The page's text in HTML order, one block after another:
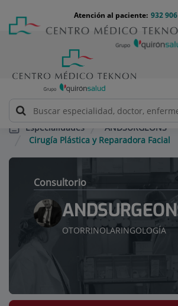
contenido
Menú
teléfono
cabecera
932
Atención al paciente:
Especialidades
ANDSURGEONS
Cirugía Plástica y Reparadora Facial
Consultorio
OTORRINOLARINGOLOGÍA